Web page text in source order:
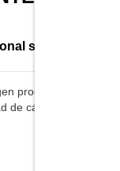
sólo con IA?
producen vídeos
de cámara ni